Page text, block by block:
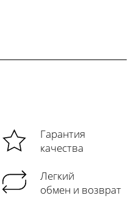
Гарантия
качества
Легкий
обмен и возврат